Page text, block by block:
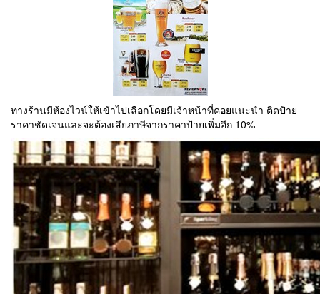
ทางร้านมีห้องไวน์ให้เข้าไปเลือกโดยมีเจ้าหน้าที่คอยแนะนำ ติดป้าย
ราคาชัดเจนและจะต้องเสียภาษีจากราคาป้ายเพิ่มอีก 10%